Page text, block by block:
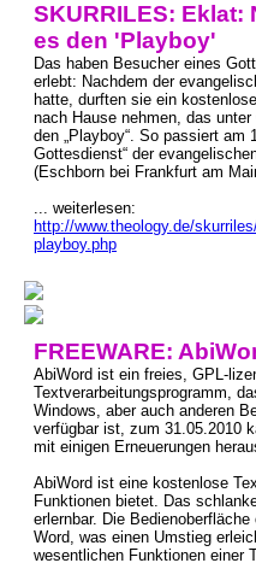
SKURRILES: Eklat:
es den 'Playboy'
Das haben Besucher eines
erlebt: Nachdem der
hatte, durften sie ein
nach Hause nehmen, das
den „Playboy“. So passiert am
Gottesdienst“ der
(Eschborn bei Frankfurt am
... weiterlesen:
http://www.theology.de/
playboy.php
FREEWARE:
AbiWord ist ein freies, GPL-
Textverarbeitungsprogramm,
Windows, aber auch anderen
verfügbar ist, zum 31.05.2010
mit einigen Erneuerungen
AbiWord ist eine kostenlose
Funktionen bietet. Das
erlernbar. Die
Word, was einen Umstieg
wesentlichen Funktionen einer